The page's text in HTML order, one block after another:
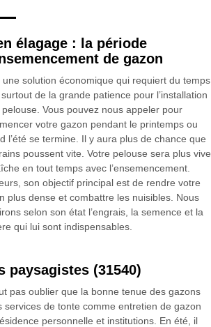
élagage : la période
de gazon
une solution économique qui requiert du temps,
de la grande patience pour l’installation
Vous pouvez nous appeler pour
votre gazon pendant le printemps ou
l’été se termine. Il y aura plus de chance que
poussent vite. Votre pelouse sera plus vive
en tout temps avec l’ensemencement.
son objectif principal est de rendre votre
plus dense et combattre les nuisibles. Nous
selon son état l’engrais, la semence et la
qui lui sont indispensables.
paysagistes (31540)
pas oublier que la bonne tenue des gazons
de tonte comme entretien de gazon
personnelle et institutions. En été, il